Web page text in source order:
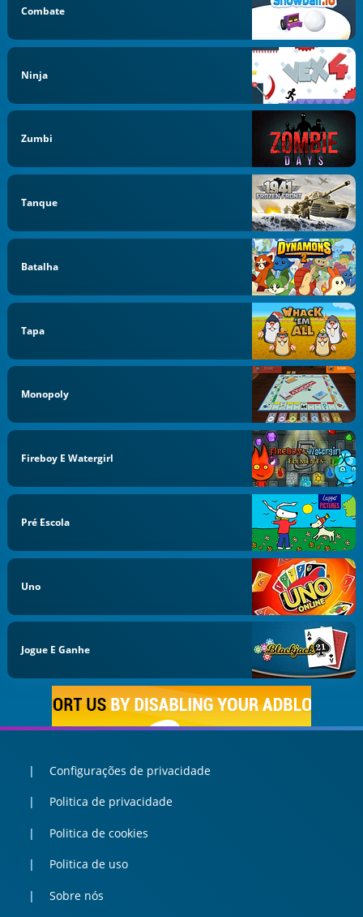
Combate
Ninja
Zumbi
Tanque
Batalha
Tapa
Monopoly
Fireboy E Watergirl
Pré Escola
Uno
Jogue E Ganhe
Configurações de privacidade
Politica de privacidade
Politica de cookies
Politica de uso
Sobre nós